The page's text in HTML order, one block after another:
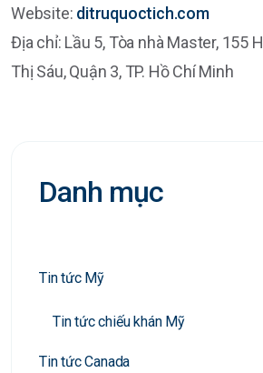
Danh mục
Tin tức Mỹ
Tin tức chiếu khán Mỹ
Tin tức Canada
Website: ditruquoctich.com
Địa chỉ: Lầu 5, Tòa nhà Master, 155
Thị Sáu, Quận 3, TP. Hồ Chí Minh